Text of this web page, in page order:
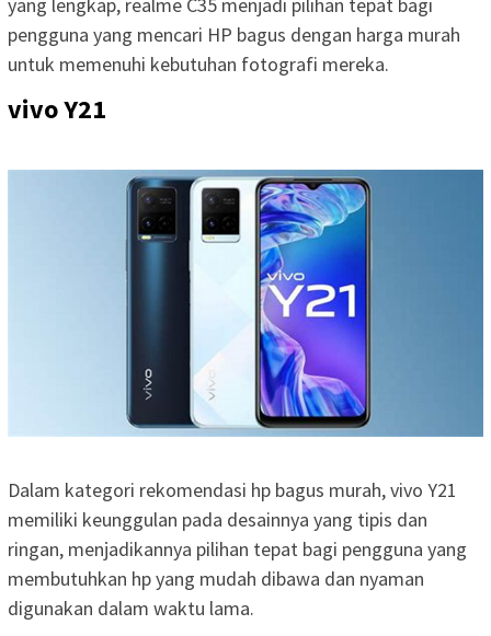
yang lengkap, realme C35 menjadi pilihan tepat bagi
pengguna yang mencari HP bagus dengan harga murah
untuk memenuhi kebutuhan fotografi mereka.
vivo Y21
Dalam kategori rekomendasi hp bagus murah, vivo Y21
memiliki keunggulan pada desainnya yang tipis dan
ringan, menjadikannya pilihan tepat bagi pengguna yang
membutuhkan hp yang mudah dibawa dan nyaman
digunakan dalam waktu lama.